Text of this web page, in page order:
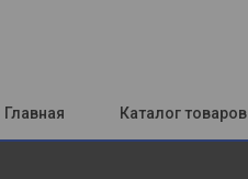
Главная Каталог товаров